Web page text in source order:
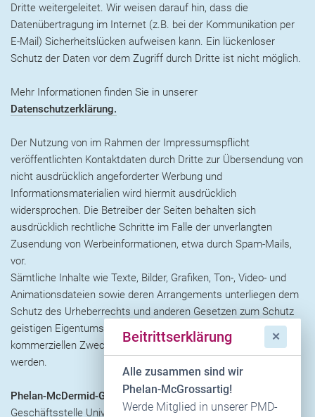
Dritte weitergeleitet. Wir weisen darauf hin, dass die
Datenübertragung im Internet (z.B. bei der Kommunikation per
E-Mail) Sicherheitslücken aufweisen kann. Ein lückenloser
Schutz der Daten vor dem Zugriff durch Dritte ist nicht möglich.
Mehr Informationen finden Sie in unserer
Datenschutzerklärung.
Der Nutzung von im Rahmen der Impressumspflicht
veröffentlichten Kontaktdaten durch Dritte zur Übersendung von
nicht ausdrücklich angeforderter Werbung und
Informationsmaterialien wird hiermit ausdrücklich
widersprochen. Die Betreiber der Seiten behalten sich
ausdrücklich rechtliche Schritte im Falle der unverlangten
Zusendung von Werbeinformationen, etwa durch Spam-Mails,
vor.
Sämtliche Inhalte wie Texte, Bilder, Grafiken, Ton-, Video- und
Animationsdateien sowie deren Arrangements unterliegen dem
Schutz des Urheberrechts und anderen Gesetzen zum Schutz
geistigen Eigentums. Inhalte dieser Website dürfen nicht zu
kommerziellen Zwecken kopiert, verbreitet oder verändert
werden.
Phelan-McDermid-Gesellschaft e.V.
Geschäftsstelle Universitätsklinikum Ulm, Sekretariat
Beitrittserklärung ✕
Alle zusammen sind wir
Phelan-McGrossartig!
Werde Mitglied in unserer PMD-